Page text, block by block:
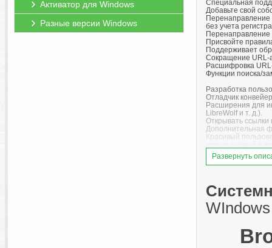
Активатор для Windows
Разные версии Windows
Специальная
Добавьте свой
Перенаправление
без учета
Перенаправление
Присвойте
Поддерживает
Сокращение URL-
Расшифровка
Функции поиска/
Разработка
Отладчик
Расширения для
LibreWolf и т. д.).
Открывать ссылки
Дополнительная
Красивый
Портативный
режиме все
настроек.
BT проверит,
«Журнал
Вы можете
Развернуть